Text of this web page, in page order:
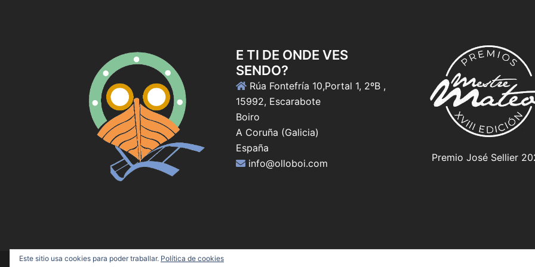
E TI DE ONDE VES
SENDO?
Rúa Fontefría 10,Portal 1, 2ºB ,
15992, Escarabote
Boiro
A Coruña (Galicia)
España
info@olloboi.com
Premio José Sellier
Este sitio usa cookies para poder traballar. Política de cookies